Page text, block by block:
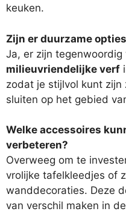
keuken.
Zijn er duurzame
Ja, er zijn tegenwoordig
milieuvriendelijke verf
zodat je stijlvol kunt zijn
sluiten op het gebied
Welke accessoires
verbeteren?
Overweeg om te
vrolijke tafelkleedjes of
wanddecoraties. Deze
van verschil maken in